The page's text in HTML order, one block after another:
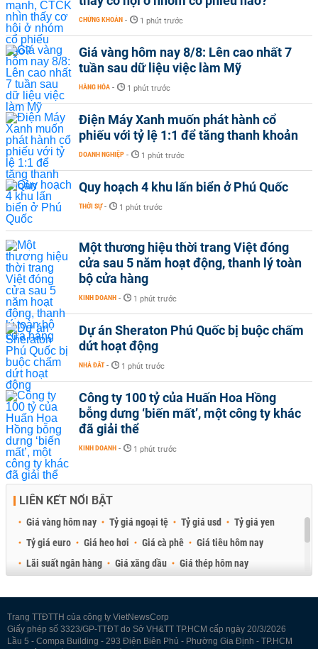
CHỨNG KHOÁN - 1 phút trước
Giá vàng hôm nay 8/8: Lên cao nhất 7
tuần sau dữ liệu việc làm Mỹ
HÀNG HÓA - 1 phút trước
Điện Máy Xanh muốn phát hành cổ
phiếu với tỷ lệ 1:1 để tăng thanh khoản
DOANH NGHIỆP - 1 phút trước
Quy hoạch 4 khu lấn biển ở Phú Quốc
THỜI SỰ - 1 phút trước
Một thương hiệu thời trang Việt đóng
cửa sau 5 năm hoạt động, thanh lý toàn
bộ cửa hàng
KINH DOANH - 1 phút trước
Dự án Sheraton Phú Quốc bị buộc chấm
dứt hoạt động
NHÀ ĐẤT - 1 phút trước
Công ty 100 tỷ của Huấn Hoa Hồng
bỗng dưng ‘biến mất’, một công ty khác
đã giải thể
KINH DOANH - 1 phút trước
LIÊN KẾT NỔI BẬT
Giá vàng hôm nay Tỷ giá ngoại tệ Tỷ giá usd
Tỷ giá yen
Tỷ giá euro
Giá heo hơi Giá cà phê
Giá tiêu hôm nay
Lãi suất ngân hàng
Giá xăng dầu
Giá thép hôm nay
Trang TTĐTTH của công ty VietNewsCorp
Giấy phép số 3323/GP-TTĐT do Sở VH&TT TP.HCM cấp ngày 20/3/2026
Lầu 5 - Compa Building - 293 Điện Biên Phủ - Phường Gia Định - TP.HCM